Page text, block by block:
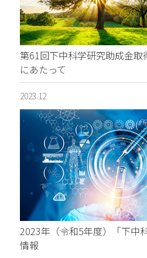
第61回下中科学研究助成金
にあたって
2023.12
2023年（令和5年度）「下中
情報